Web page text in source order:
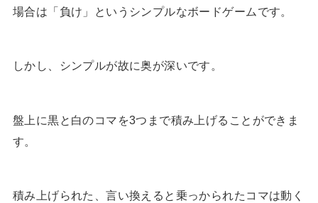
場合は「負け」というシンプルなボードゲームです。
しかし、シンプルが故に奥が深いです。
盤上に黒と白のコマを3つまで積み上げることができま
す。
積み上げられた、言い換えると乗っかられたコマは動く